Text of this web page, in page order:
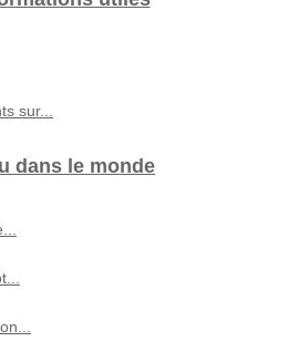
sur...
dans le monde